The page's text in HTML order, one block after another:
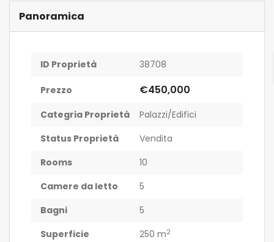
Panoramica
ID Proprietà 38708
Prezzo €450,000
Categria Proprietà
Palazzi/Edifici
Status Proprietà
Vendita
Rooms
10
Camere da letto
5
Bagni
5
Superficie
250 m2